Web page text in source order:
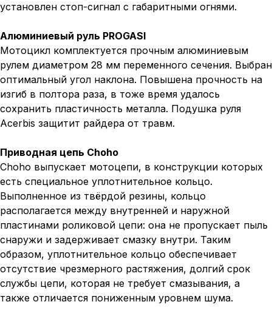
установлен стоп-сигнал с габаритными огнями.
Алюминиевый руль PROGASI
Мотоцикл комплектуется прочным алюминиевым
рулем диаметром 28 мм переменного сечения. Выбран
оптимальный угол наклона. Повышена прочность на
изгиб в полтора раза, в тоже время удалось
сохранить пластичность металла. Подушка руля
Acerbis защитит райдера от травм.
Приводная цепь Choho
Choho выпускает мотоцепи, в конструкции которых
есть специальное уплотнительное кольцо.
Выполненное из твёрдой резины, кольцо
располагается между внутренней и наружной
пластинами роликовой цепи: она не пропускает пыль
снаружи и задерживает смазку внутри. Таким
образом, уплотнительное кольцо обеспечивает
отсутствие чрезмерного растяжения, долгий срок
службы цепи, которая не требует смазывания, а
также отличается пониженным уровнем шума.